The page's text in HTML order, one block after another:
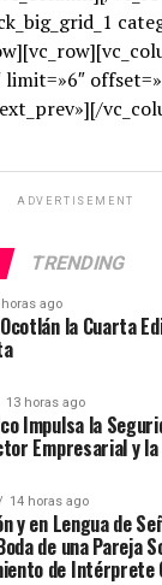
limit=»6″
ADVERTISEMENT
TRENDING
horas ago
la Cuarta
13 horas ago
Impulsa la
Empresarial y la
14 horas ago
y en Lengua de
de una Pareja
de Intérprete